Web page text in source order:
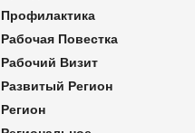
Профилактика
Рабочая Повестка
Рабочий Визит
Развитый Регион
Регион